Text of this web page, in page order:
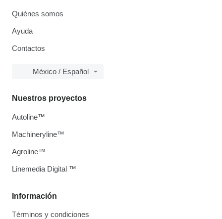
Quiénes somos
Ayuda
Contactos
México / Español
Información
Términos y condiciones
Nuestros proyectos
Autoline™
Machineryline™
Agroline™
Linemedia Digital ™